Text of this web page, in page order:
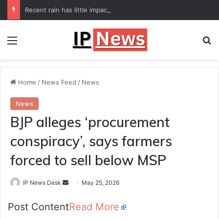
Recent rain has little impact on national monsoon deficit
Menu
Home / News Feed / News
News
BJP alleges ‘procurement
conspiracy’, says farmers
forced to sell below MSP
IP News Desk
Send
email
May 25, 2026
Post ContentRead More